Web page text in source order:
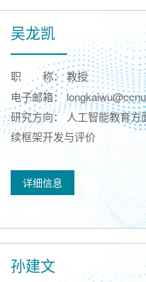
吴龙凯
职称： 教授
电子邮箱：
研究方向： 人工智能教育方
续框架开发与评价
详细信息
孙建文